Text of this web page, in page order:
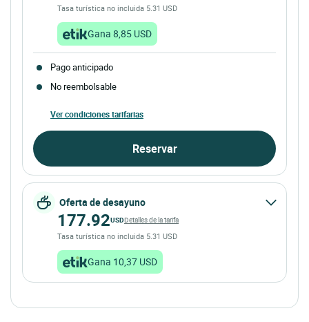
Tasa turística no incluida 5.31 USD
Gana 8,85 USD
Pago anticipado
No reembolsable
Ver condiciones tarifarias
Reservar
Oferta de desayuno
177.92USDDetalles de la tarifa
Tasa turística no incluida 5.31 USD
Gana 10,37 USD